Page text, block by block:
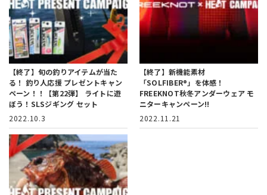
【終了】旬の釣りアイテムが当た
る！ 釣り人応援 プレゼントキャン
ペーン！！【第22弾】 ライトに遊
ぼう！SLSジギング セット
2022.10.3
【終了】新機能素材
「SOLFIBER®」を体感！
FREEKNOT秋冬アンダーウェア モ
ニターキャンペーン!!
2022.11.21